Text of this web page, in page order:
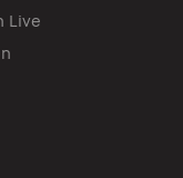
Live